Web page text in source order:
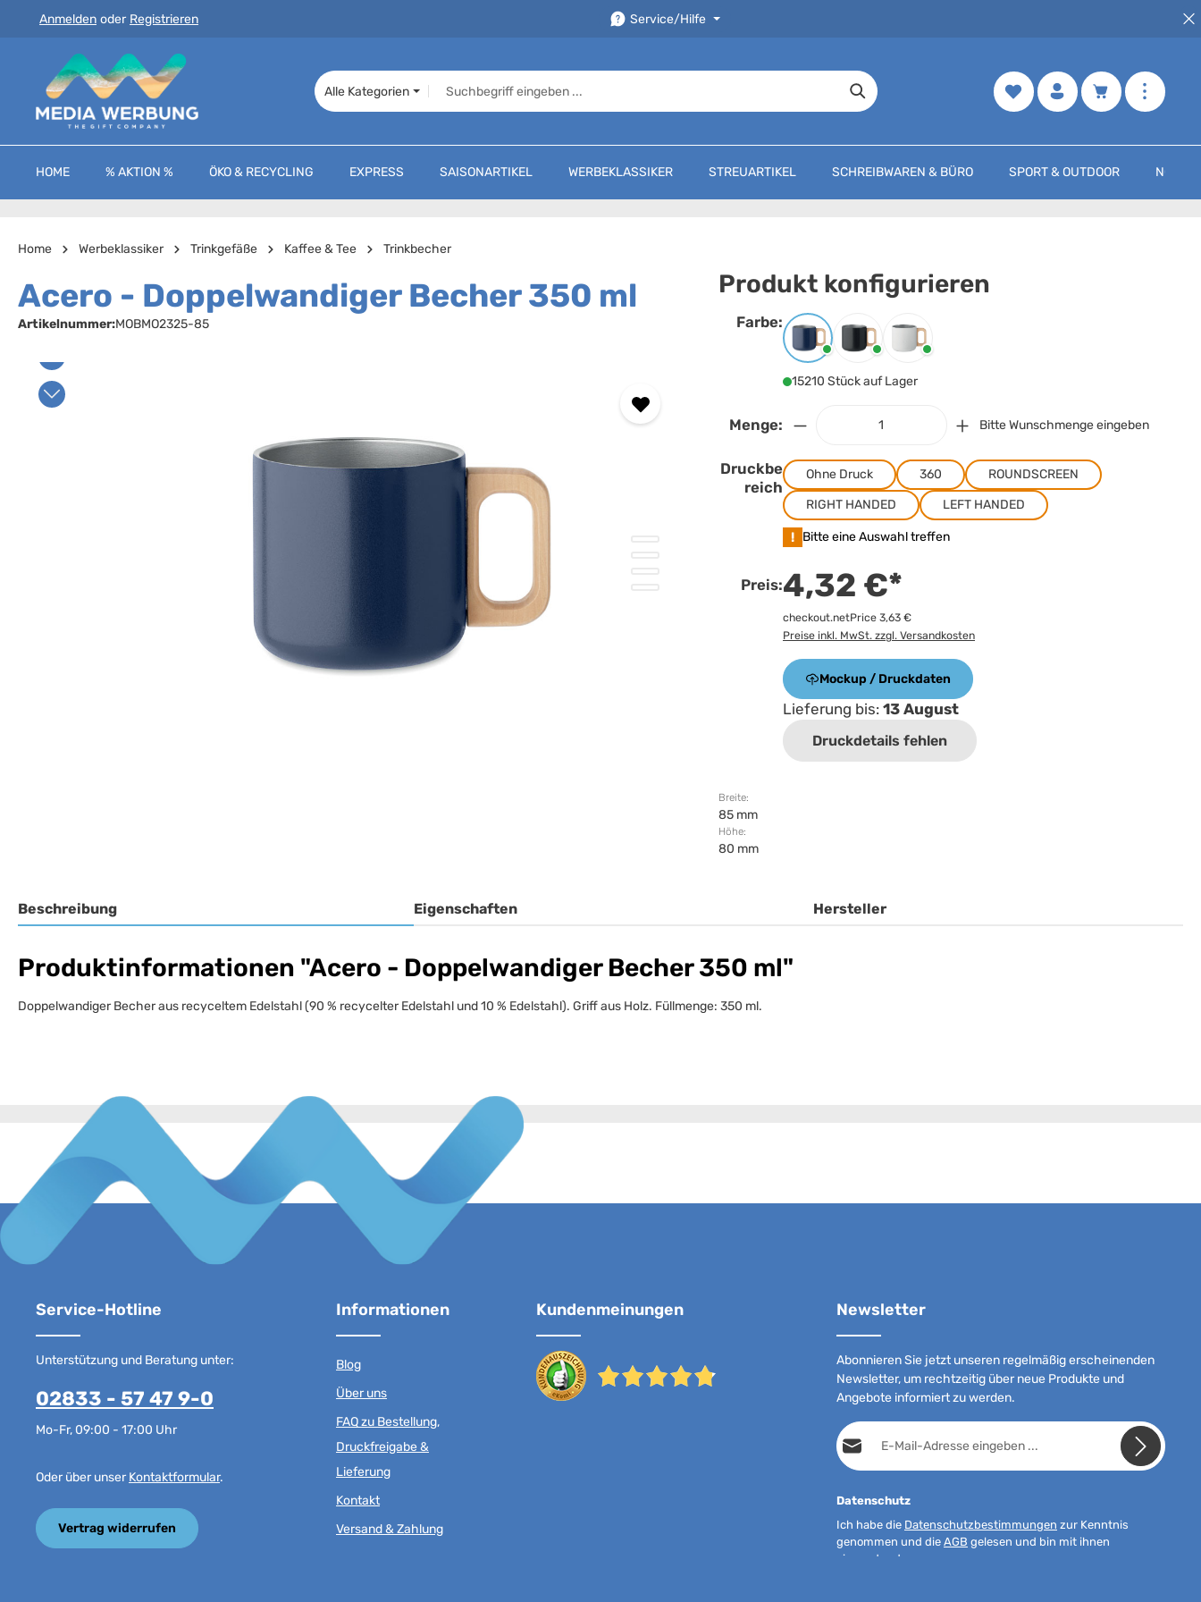
Hauptinhalt springen
Zur Suche springen
Zur Hauptnavigation springen
Anmelden oder Registrieren Service/Hilfe
Alle Kategorien
Merkzettel Warenkorb
HOME % AKTION % ÖKO & RECYCLING EXPRESS SAISONARTIKEL WERBEKLASSIKER STREUARTIKEL SCHREIBWAREN & BÜRO SPORT & OUTDOOR NOCH
Home Werbeklassiker Trinkgefäße Kaffee & Tee Trinkbecher
Acero - Doppelwandiger Becher 350 ml
Artikelnummer:MOBMO2325-85
Bildergalerie überspringen
Produkt konfigurieren
Farbe:Farbe auswählen
MarineblauSchwarzWeiss
15210 Stück auf Lager
Menge: Bitte Wunschmenge eingeben
Druckbe
reich
Ohne Druck 360
ROUNDSCREEN
RIGHT HANDED
LEFT HANDED
! Bitte eine Auswahl treffen
Preis:4,32 €*
checkout.netPrice 3,63 €
Preise inkl. MwSt. zzgl. Versandkosten
Mockup / Druckdaten
Lieferung bis: 13 August
Druckdetails fehlen
Breite:
85 mm
Höhe:
80 mm
Beschreibung Eigenschaften Hersteller
Produktinformationen "Acero - Doppelwandiger Becher 350 ml"
Doppelwandiger Becher aus recyceltem Edelstahl (90 % recycelter Edelstahl und 10 % Edelstahl). Griff aus Holz. Füllmenge: 350 ml.
Service-Hotline
Unterstützung und Beratung unter:
02833 - 57 47 9-0
Mo-Fr, 09:00 - 17:00 Uhr
Oder über unserKontaktformular.
Vertrag widerrufen
Informationen
Blog
Über uns
FAQ zu Bestellung,
Druckfreigabe &
Lieferung
Kontakt
Versand & Zahlung
Kundenmeinungen Newsletter
Abonnieren Sie jetzt unseren regelmäßig erscheinenden
Newsletter, um rechtzeitig über neue Produkte und
Angebote informiert zu werden.
E-Mail-Adresse*
Datenschutz
Ich habe die Datenschutzbestimmungen zur Kenntnis
genommen und die AGB gelesen und bin mit ihnen
einverstanden.